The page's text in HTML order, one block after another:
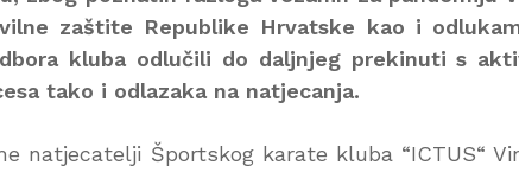
zaštite Republike Hrvatske kao i
kluba odlučili do daljnjeg prekinuti s
tako i odlazaka na natjecanja.
natjecatelji Športskog karate kluba “ICTUS“